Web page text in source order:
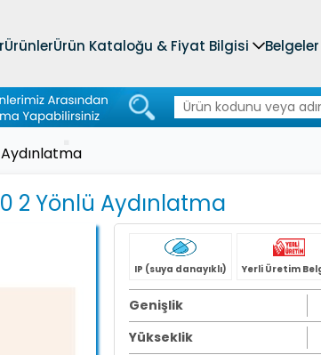
ÜrünlerÜrün Kataloğu & Fiyat Bilgisi Belgeler
2 Yönlü Aydınlatma
IP (suya danayıklı) Yerli Üretim
Genişlik
Yükseklik